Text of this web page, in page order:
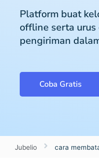
Platform buat
offline serta
pengiriman
Coba Gratis
Jubelio cara